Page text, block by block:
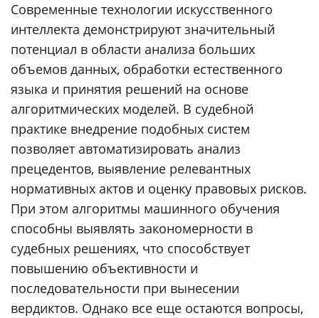
Современные технологии искусственного
интеллекта демонстрируют значительный
потенциал в области анализа больших
объемов данных, обработки естественного
языка и принятия решений на основе
алгоритмических моделей. В судебной
практике внедрение подобных систем
позволяет автоматизировать анализ
прецедентов, выявление релевантных
нормативных актов и оценку правовых рисков.
При этом алгоритмы машинного обучения
способны выявлять закономерности в
судебных решениях, что способствует
повышению объективности и
последовательности при вынесении
вердиктов. Однако все еще остаются вопросы,